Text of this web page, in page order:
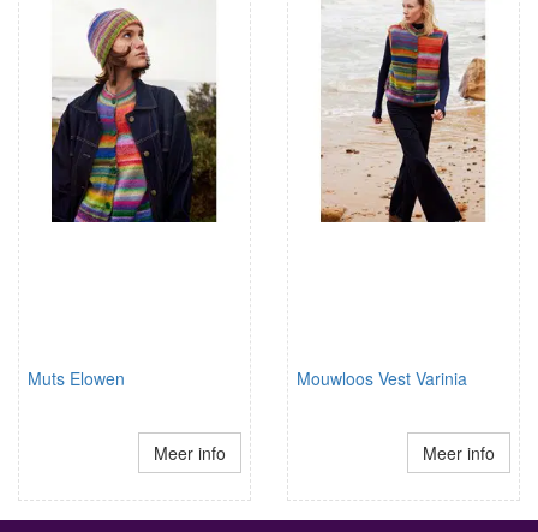
Muts Elowen
Meer info
Mouwloos Vest Varinia
Meer info